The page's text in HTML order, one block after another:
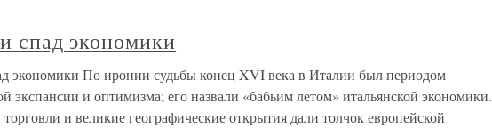
спад экономики
экономики По иронии судьбы конец XVI века в Италии был периодом
экспансии и оптимизма; его назвали «бабьим летом» итальянской экономики.
и великие географические открытия дали толчок европейской